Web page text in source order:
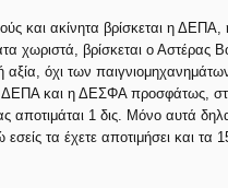
και ακίνητα βρίσκεται η
χωριστά, βρίσκεται ο
αξία, όχι των
ΔΕΠΑ και η ΔΕΣΦΑ προσφάτως,
αποτιμάται 1 δις. Μόνο αυτά
τα έχετε αποτιμήσει και τα